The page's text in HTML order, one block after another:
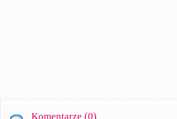
Komentarze (0)